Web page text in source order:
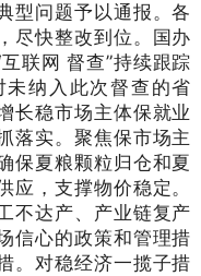
型问题予以通报。各
尽快整改到位。国办
联网 督查”持续跟踪
纳入此次督查的省
长稳市场主体保就业
落实。聚焦保市场主
保夏粮颗粒归仓和夏
应，支撑物价稳定。
不达产、产业链复产
信心的政策和管理措
。对稳经济一揽子措